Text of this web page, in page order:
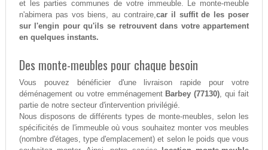
et les parties communes de votre immeuble. Le monte-meuble
n'abimera pas vos biens, au contraire,car il suffit de les poser
sur l'engin pour qu'ils se retrouvent dans votre appartement
en quelques instants.
Des monte-meubles pour chaque besoin
Vous pouvez bénéficier d'une livraison rapide pour votre
déménagement ou votre emménagement Barbey (77130), qui fait
partie de notre secteur d'intervention privilégié.
Nous disposons de différents types de monte-meubles, selon les
spécificités de l'immeuble où vous souhaitez monter vos meubles
(nombre d'étages, type d'emplacement) et selon le poids que vous